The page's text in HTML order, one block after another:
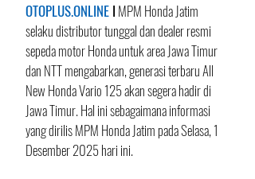
OTOPLUS.ONLINE I MPM Honda Jatim
selaku distributor tunggal dan dealer resmi
sepeda motor Honda untuk area Jawa Timur
dan NTT mengabarkan, generasi terbaru All
New Honda Vario 125 akan segera hadir di
Jawa Timur. Hal ini sebagaimana informasi
yang dirilis MPM Honda Jatim pada Selasa, 1
Desember 2025 hari ini.